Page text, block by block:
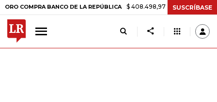
BANCO DE LA REPÚBLICA $ 408.498,97 +$ 8.753,81 +2,19%
SUSCRÍBASE